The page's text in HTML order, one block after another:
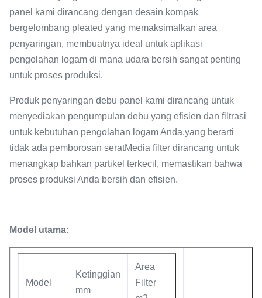
panel kami dirancang dengan desain kompak
bergelombang pleated yang memaksimalkan area
penyaringan, membuatnya ideal untuk aplikasi
pengolahan logam di mana udara bersih sangat penting
untuk proses produksi.
Produk penyaringan debu panel kami dirancang untuk
menyediakan pengumpulan debu yang efisien dan filtrasi
untuk kebutuhan pengolahan logam Anda.yang berarti
tidak ada pemborosan seratMedia filter dirancang untuk
menangkap bahkan partikel terkecil, memastikan bahwa
proses produksi Anda bersih dan efisien.
Model utama:
Model
Ketinggian
mm
Area
Filter